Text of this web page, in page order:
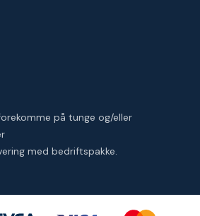
på tunge og/eller
med bedriftspakke.